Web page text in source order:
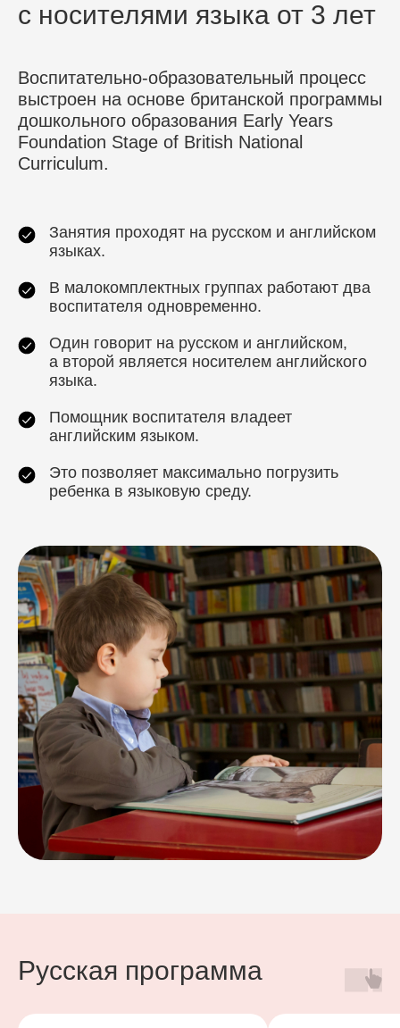
с носителями языка от 3 лет
Воспитательно-образовательный процесс
выстроен на основе британской программы
дошкольного образования Early Years
Foundation Stage of British National
Curriculum.
Занятия проходят на русском и английском
языках.
В малокомплектных группах работают два
воспитателя одновременно.
Один говорит на русском и английском,
а второй является носителем английского
языка.
Помощник воспитателя владеет
английским языком.
Это позволяет максимально погрузить
ребенка в языковую среду.
Русская программа